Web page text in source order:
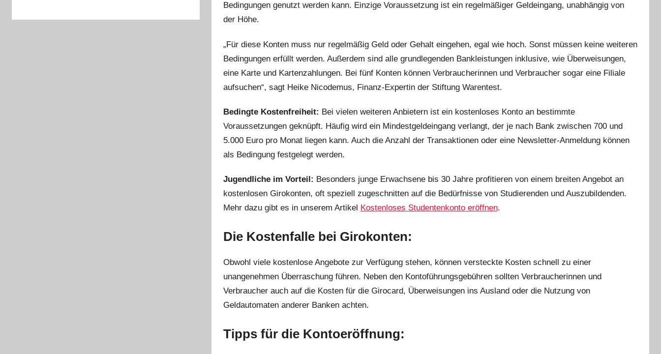
Bedingungen genutzt werden kann. Einzige Voraussetzung ist ein regelmäßiger Geldeingang, unabhängig von
der Höhe.
„Für diese Konten muss nur regelmäßig Geld oder Gehalt eingehen, egal wie hoch. Sonst müssen keine weiteren
Bedingungen erfüllt werden. Außerdem sind alle grundlegenden Bankleistungen inklusive, wie Überweisungen,
eine Karte und Kartenzahlungen. Bei fünf Konten können Verbraucherinnen und Verbraucher sogar eine Filiale
aufsuchen“, sagt Heike Nicodemus, Finanz-Expertin der Stiftung Warentest.
Bedingte Kostenfreiheit: Bei vielen weiteren Anbietern ist ein kostenloses Konto an bestimmte
Voraussetzungen geknüpft. Häufig wird ein Mindestgeldeingang verlangt, der je nach Bank zwischen 700 und
5.000 Euro pro Monat liegen kann. Auch die Anzahl der Transaktionen oder eine Newsletter-Anmeldung können
als Bedingung festgelegt werden.
Jugendliche im Vorteil: Besonders junge Erwachsene bis 30 Jahre profitieren von einem breiten Angebot an
kostenlosen Girokonten, oft speziell zugeschnitten auf die Bedürfnisse von Studierenden und Auszubildenden.
Mehr dazu gibt es in unserem Artikel Kostenloses Studentenkonto eröffnen.
Die Kostenfalle bei Girokonten:
Obwohl viele kostenlose Angebote zur Verfügung stehen, können versteckte Kosten schnell zu einer
unangenehmen Überraschung führen. Neben den Kontoführungsgebühren sollten Verbraucherinnen und
Verbraucher auch auf die Kosten für die Girocard, Überweisungen ins Ausland oder die Nutzung von
Geldautomaten anderer Banken achten.
Tipps für die Kontoeröffnung: